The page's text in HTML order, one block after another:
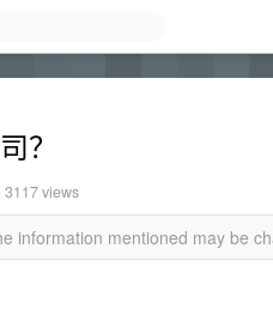
？
· 3117 views
information mentioned may be